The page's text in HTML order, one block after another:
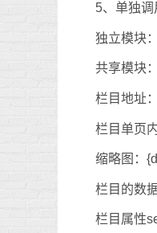
5、单独调
独立模块
共享模块
栏目地址
栏目单页
缩略图：
栏目的数
栏目属性